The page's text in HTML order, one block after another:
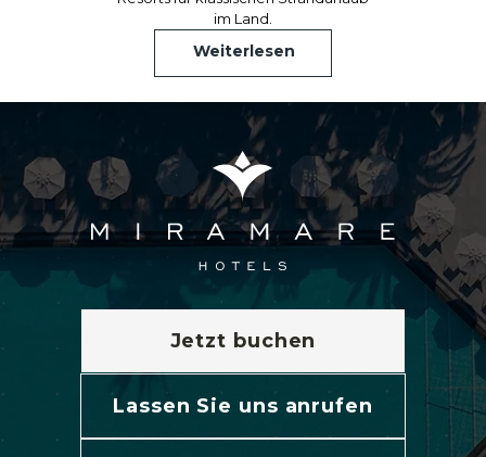
im Land.
Weiterlesen
Jetzt buchen
Lassen Sie uns anrufen